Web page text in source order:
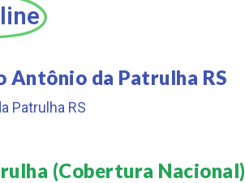
da Patrulha RS
Patrulha RS
(Cobertura Nacional)​